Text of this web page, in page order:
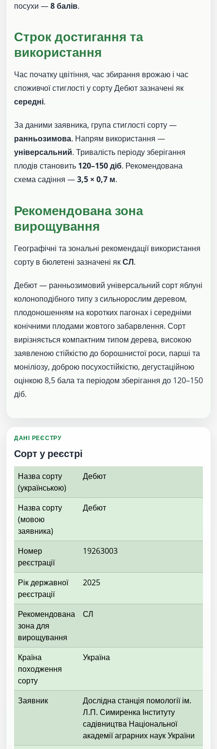
посухи —8 балів.
Строк достигання та
використання
Час початку цвітіння, час збирання врожаю і час
споживчої стиглості у сорту Дебют зазначені як
середні.
За даними заявника, група стиглості сорту —
ранньозимова. Напрям використання —
універсальний. Тривалість періоду зберігання
плодів становить 120–150 діб. Рекомендована
схема садіння —3,5 × 0,7 м.
Рекомендована зона
вирощування
Географічні та зональні рекомендації використання
сорту в бюлетені зазначені якСЛ.
Дебют — ранньозимовий універсальний сорт яблуні
колоноподібного типу з сильнорослим деревом,
плодоношенням на коротких пагонах і середніми
конічними плодами жовтого забарвлення. Сорт
вирізняється компактним типом дерева, високою
заявленою стійкістю до борошнистої роси, парші та
моніліозу, доброю посухостійкістю, дегустаційною
оцінкою 8,5 бала та періодом зберігання до 120–150
діб.
ДАНІ РЕЄСТРУ
Сорт у реєстрі
Назва сорту
(українською)
Дебют
Назва сорту
(мовою
заявника)
Дебют
Номер
реєстрації
19263003
Рік державної
реєстрації
2025
Рекомендована
зона для
вирощування
СЛ
Країна
походження
сорту
Україна
Заявник
Дослідна станція помології ім.
Л.П. Симиренка Інституту
садівництва Національної
академії аграрних наук України